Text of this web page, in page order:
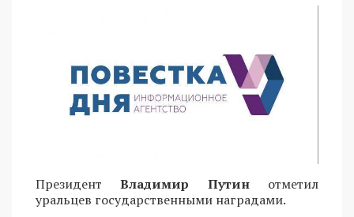
ПрезидентВладимир Путин отметил
уральцев государственными наградами.